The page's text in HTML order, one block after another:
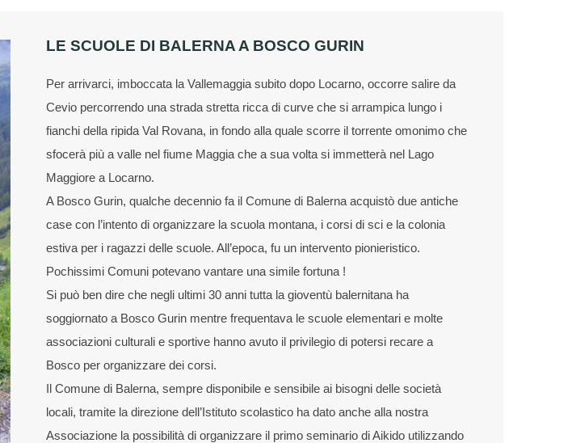
LE SCUOLE DI BALERNA A BOSCO GURIN
Per arrivarci, imboccata la Vallemaggia subito dopo Locarno, occorre salire da
Cevio percorrendo una strada stretta ricca di curve che si arrampica lungo i
fianchi della ripida Val Rovana, in fondo alla quale scorre il torrente omonimo che
sfocerà più a valle nel fiume Maggia che a sua volta si immetterà nel Lago
Maggiore a Locarno.
A Bosco Gurin, qualche decennio fa il Comune di Balerna acquistò due antiche
case con l’intento di organizzare la scuola montana, i corsi di sci e la colonia
estiva per i ragazzi delle scuole. All’epoca, fu un intervento pionieristico.
Pochissimi Comuni potevano vantare una simile fortuna !
Si può ben dire che negli ultimi 30 anni tutta la gioventù balernitana ha
soggiornato a Bosco Gurin mentre frequentava le scuole elementari e molte
associazioni culturali e sportive hanno avuto il privilegio di potersi recare a
Bosco per organizzare dei corsi.
Il Comune di Balerna, sempre disponibile e sensibile ai bisogni delle società
locali, tramite la direzione dell’Istituto scolastico ha dato anche alla nostra
Associazione la possibilità di organizzare il primo seminario di Aikido utilizzando